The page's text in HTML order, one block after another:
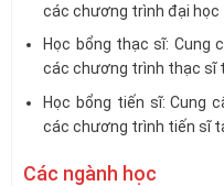
các chương trình đại học
Học bổng thạc sĩ: Cung
các chương trình thạc sĩ
Học bổng tiến sĩ: Cung
các chương trình tiến sĩ
Các ngành học